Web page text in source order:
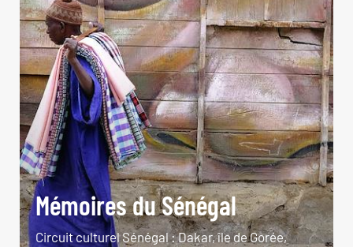
Mémoires du Sénégal
Circuit culturel Sénégal : Dakar, île de Gorée,